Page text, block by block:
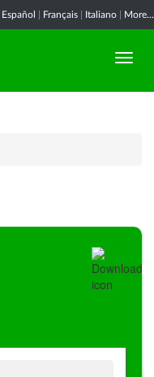
Español Français Italiano More...